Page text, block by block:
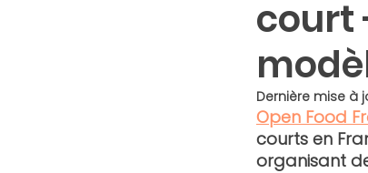
court
Dernière mise à
Open Food
courts en
organisant